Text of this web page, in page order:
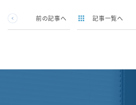
前の記事へ 記事一覧へ